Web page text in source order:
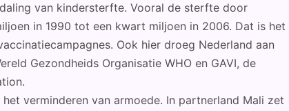
van kindersterfte. Vooral de sterfte door
in 1990 tot een kwart miljoen in 2006. Dat is het
Ook hier droeg Nederland aan
Gezondheids Organisatie WHO en GAVI, de
verminderen van armoede. In partnerland Mali zet